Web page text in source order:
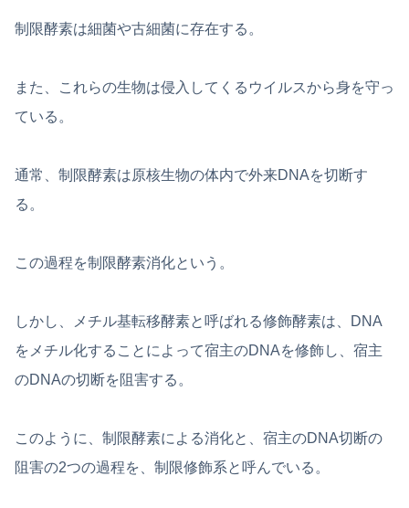
制限酵素は細菌や古細菌に存在する。
また、これらの生物は侵入してくるウイルスから身を守っ
ている。
通常、制限酵素は原核生物の体内で外来DNAを切断す
る。
この過程を制限酵素消化という。
しかし、メチル基転移酵素と呼ばれる修飾酵素は、DNA
をメチル化することによって宿主のDNAを修飾し、宿主
のDNAの切断を阻害する。
このように、制限酵素による消化と、宿主のDNA切断の
阻害の2つの過程を、制限修飾系と呼んでいる。